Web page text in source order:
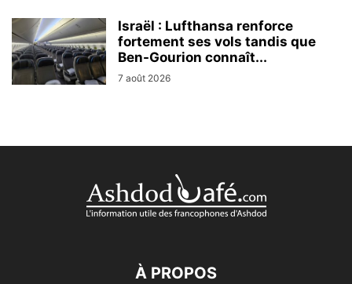
Israël : Lufthansa renforce
fortement ses vols tandis que
Ben-Gourion connaît...
7 août 2026
À PROPOS